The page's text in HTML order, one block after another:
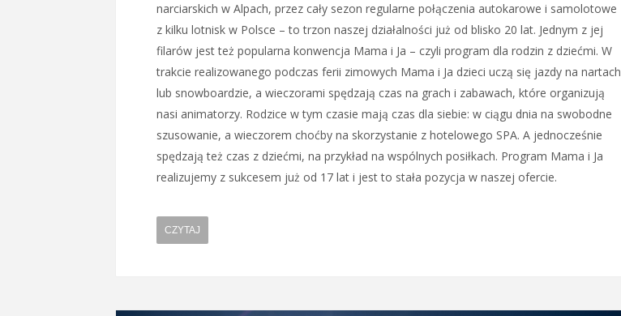
narciarskich w Alpach, przez cały sezon regularne połączenia autokarowe i samolotowe
z kilku lotnisk w Polsce – to trzon naszej działalności już od blisko 20 lat. Jednym z jej
filarów jest też popularna konwencja Mama i Ja – czyli program dla rodzin z dziećmi. W
trakcie realizowanego podczas ferii zimowych Mama i Ja dzieci uczą się jazdy na nartach
lub snowboardzie, a wieczorami spędzają czas na grach i zabawach, które organizują
nasi animatorzy. Rodzice w tym czasie mają czas dla siebie: w ciągu dnia na swobodne
szusowanie, a wieczorem choćby na skorzystanie z hotelowego SPA. A jednocześnie
spędzają też czas z dziećmi, na przykład na wspólnych posiłkach. Program Mama i Ja
realizujemy z sukcesem już od 17 lat i jest to stała pozycja w naszej ofercie.
CZYTAJ